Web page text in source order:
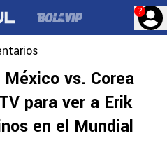
?
vs. Corea
para ver a Erik
en el Mundial